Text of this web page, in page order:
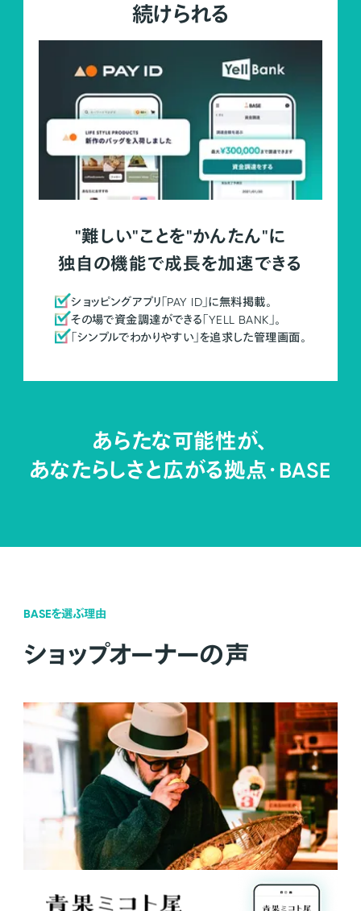
続けられる
"難しい"ことを"かんたん"に
独自の機能で成長を加速できる
ショッピングアプリ「PAY ID」に無料掲載。
その場で資金調達ができる「YELL BANK」。
「シンプルでわかりやすい」を追求した管理画面。
あらたな可能性が、
あなたらしさと広がる拠点・BASE
BASEを選ぶ理由
ショップオーナーの声